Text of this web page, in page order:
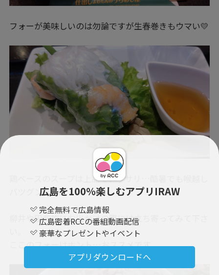
広島を100％楽しむアプリIRAW
完全無料で広島情報
広島密着RCCの番組動画配信
豪華なプレゼントやイベント
アプリダウンロードへ
フォーが美味しいのは勿論ですが生春巻きもウマい💛
鶏ベースのスープは上品でアッサリ…酷暑でも喉越し
バツグンです。
柳井や田布施にお出かけの際には立ち寄ってみて下さ
ここのフォーはホント…おススメです。